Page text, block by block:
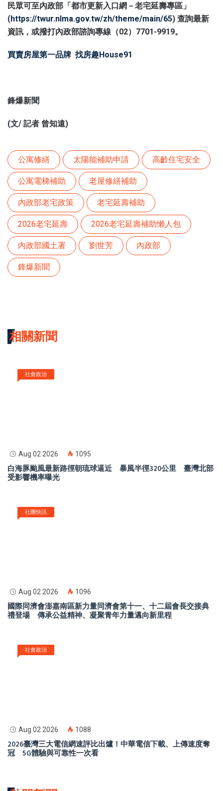
民眾可至內政部「都市更新入口網－老宅延壽專區」
(https://twur.nlma.gov.tw/zh/theme/main/65) 查詢最新
資訊，或撥打內政部諮詢專線（02）7701-9919。
買賣房屋第一品牌 找房趣House91
鋒爆新聞
(文/ 記者 曾知遠)
公寓修繕 太陽能補助申請 高齡住宅安全
公寓電梯補助 老屋修繕補助
內政部老宅政策 老宅延壽補助
2026老宅延壽 2026老宅延壽補助懶人包
內政部國土署 劉世芳 內政部
鋒爆新聞
相關新聞
社會政治
Aug 02 2026 1095
白海豚颱風最新路徑朝琉球逼近 暴風半徑320公里 臺灣北部
受影響機率曝光
社團快訊
Aug 02 2026 1096
國際同濟會澎嘉南區新力量同濟會第十一、十二屆會長交接典
禮登場 傳承公益精神、凝聚青年力量邁向新里程
社會政治
Aug 02 2026 1088
2026臺灣三大電信網速評比出爐！中華電信下載、上傳速度奪
冠 5G體驗與可靠性一次看